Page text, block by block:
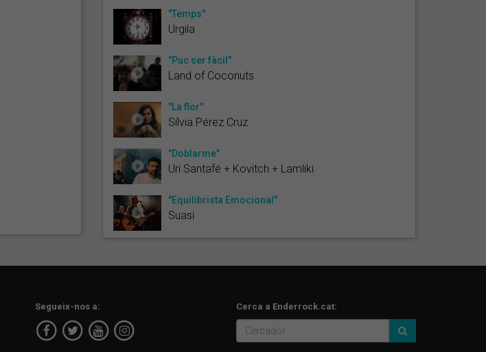
"Temps"
Urgila
"Puc ser fàcil"
Land of Coconuts
"La flor"
Sílvia Pérez Cruz
"Doblarme"
Uri Santafé + Kovitch + Lamliki
"Equilibrista Emocional"
Suasi
Segueix-nos a: Cerca a Enderrock.cat: